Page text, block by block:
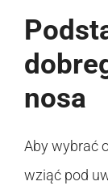
nosa
Aby wybrać
wziąć pod